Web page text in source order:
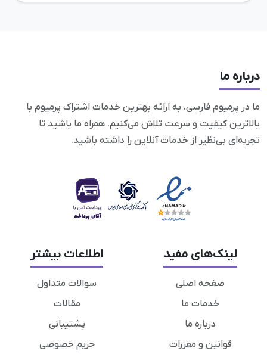
درباره ما
ما در پرمیوم فارسی، به ارائه بهترین خدمات اشتراک پرمیوم با
بالاترین کیفیت و سرعت تلاش می‌کنیم. همراه ما باشید تا
تجربه‌ای بی‌نظیر از خدمات آنلاین را داشته باشید.
لینک‌های مفید
صفحه اصلی
خدمات ما
درباره ما
قوانین و مقررات
اطلاعات بیشتر
سوالات متداول
مقالات
پشتیبانی
حریم خصوصی